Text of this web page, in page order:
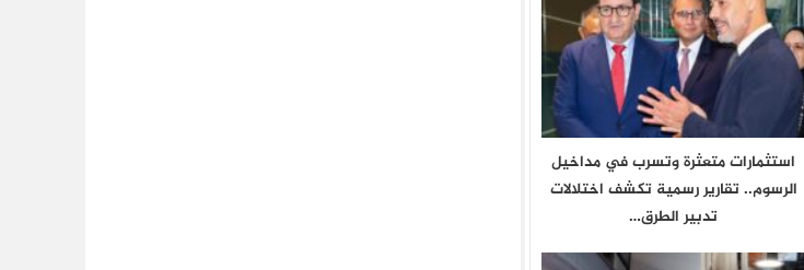
استثمارات متعثرة وتسرب في مداخيل
الرسوم.. تقارير رسمية تكشف اختلالات
تدبير الطرق…